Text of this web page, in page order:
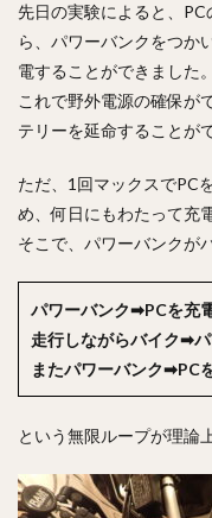
先日の実験によると、
ら、パワーバンクをつか
電することができました。
これで野外電源の確保が
テリーを延命することが
ただ、1回マックスでPC
め、何日にもわたって充
そこで、パワーバンクが
パワーバンク➡PCを充
走行しながらバイク➡
またパワーバンク➡PC
という無限ループが理論